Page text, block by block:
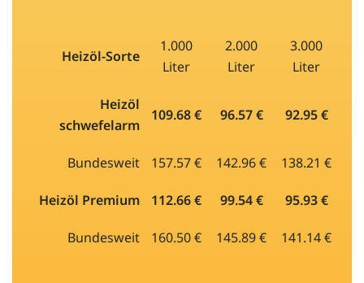
Heizöl-Sorte
1.000
Liter
2.000
Liter
3.000
Liter
Heizöl
schwefelarm
109.68 € 96.57 € 92.95 €
Bundesweit 157.57 € 142.96 € 138.21 €
Heizöl Premium 112.66 € 99.54 € 95.93 €
Bundesweit 160.50 € 145.89 € 141.14 €